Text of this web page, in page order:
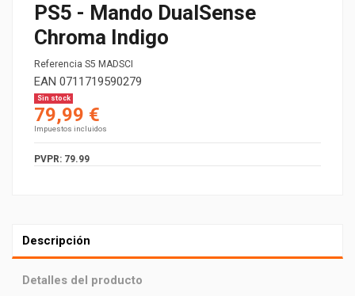
PS5 - Mando DualSense
Chroma Indigo
Referencia S5 MADSCI
EAN 0711719590279
Sin stock
79,99 €
Impuestos incluidos
PVPR: 79.99
Descripción
Detalles del producto